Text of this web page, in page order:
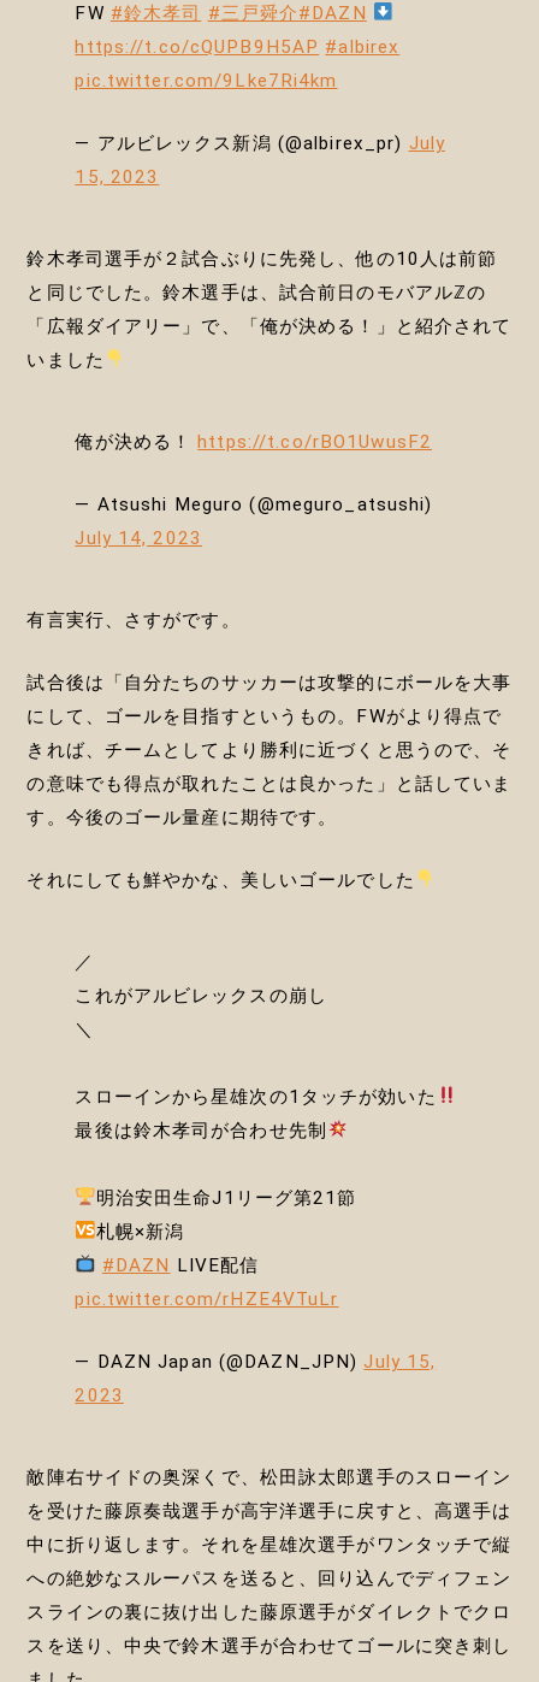
FW #鈴木孝司 #三戸舜介#DAZN
https://t.co/cQUPB9H5AP #albirex
pic.twitter.com/9Lke7Ri4km
— アルビレックス新潟 (@albirex_pr) July
15, 2023
鈴木孝司選手が２試合ぶりに先発し、他の10人は前節
と同じでした。鈴木選手は、試合前日のモバアルℤの
「広報ダイアリー」で、「俺が決める！」と紹介されて
いました
俺が決める！https://t.co/rBO1UwusF2
— Atsushi Meguro (@meguro_atsushi)
July 14, 2023
有言実行、さすがです。
試合後は「自分たちのサッカーは攻撃的にボールを大事
にして、ゴールを目指すというもの。FWがより得点で
きれば、チームとしてより勝利に近づくと思うので、そ
の意味でも得点が取れたことは良かった」と話していま
す。今後のゴール量産に期待です。
それにしても鮮やかな、美しいゴールでした
／
これがアルビレックスの崩し
＼
スローインから星雄次の1タッチが効いた
最後は鈴木孝司が合わせ先制
明治安田生命J1リーグ第21節
札幌×新潟
#DAZN LIVE配信
pic.twitter.com/rHZE4VTuLr
— DAZN Japan (@DAZN_JPN)July 15,
2023
敵陣右サイドの奥深くで、松田詠太郎選手のスローイン
を受けた藤原奏哉選手が高宇洋選手に戻すと、高選手は
中に折り返します。それを星雄次選手がワンタッチで縦
への絶妙なスルーパスを送ると、回り込んでディフェン
スラインの裏に抜け出した藤原選手がダイレクトでクロ
スを送り、中央で鈴木選手が合わせてゴールに突き刺し